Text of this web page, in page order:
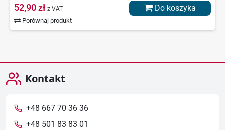
52,90 zł z VAT
Porównaj produkt
Do koszyka
Kontakt
+48 667 70 36 36
+48 501 83 83 01